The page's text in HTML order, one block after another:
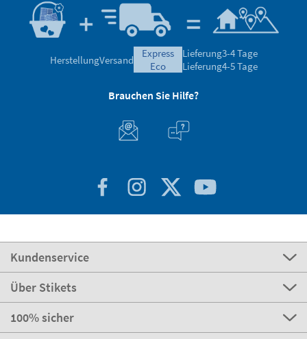
HerstellungVersand
express
eco
Lieferung3-4 Tage
Lieferung4-5 Tage
Brauchen Sie Hilfe?
Kundenservice
Über Stikets
100% sicher